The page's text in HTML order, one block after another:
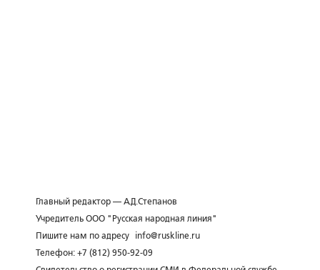
Главный редактор — А.Д.Степанов
Учредитель ООО "Русская народная линия"
Пишите нам по адресу
info@ruskline.ru
Телефон: +7 (812) 950-92-09